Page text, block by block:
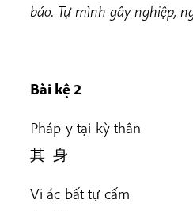
báo. Tự mình gây nghiệp,
Bài kệ 2
Pháp y tại kỳ
其 身
Vi ác bất tự